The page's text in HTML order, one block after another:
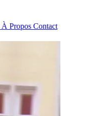
À Propos Contact